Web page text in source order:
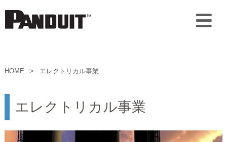
HOME エレクトリカル事業
エレクトリカル事業